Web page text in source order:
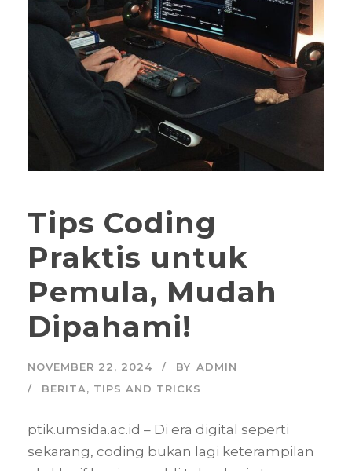
Tips Coding
Praktis untuk
Pemula, Mudah
Dipahami!
NOVEMBER 22, 2024 BY ADMIN
BERITA, TIPS AND TRICKS
ptik.umsida.ac.id – Di era digital seperti
sekarang, coding bukan lagi keterampilan